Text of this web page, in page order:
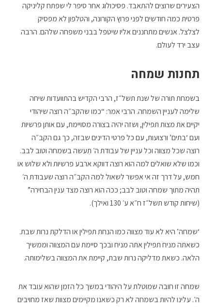
הצעירים שרוצים להתאבד. פסיכולוג אחר סיפר לי שפתח קליניקה
פרטית כמה חודשים לפני פרוץ הקורונה, והטלפון לא מפסיק
לצלצל. אנשים מתחננים אליו שיטפל בבני משפחה שלהם. הרבה
עצב ירד לעולם.
תחנות שמחה
בשמחת תורה של שנת תשל״ז, הרבי הקדיש בהתוועדות שיחה
שלימה לעניין השמחה. הרבי אמר: “כמו שהקב״ה רוצה שיהודי
יקיים את מצות תפילין, ושזה יהיה בצורה מסויימת, עם אותן פרשיות
ועם ‘בתים’ ורצועות, עם כל פרטי הדינים שבזה, כך גם הקב״ה
רוצה שכל מצווה וכל עניין של עבודת ה׳ תֵעשה בשמחה וטוב לבב.
וכמו שלא שואלים למה הוא רוצה דווקא ארבע פרשיות ולא שלוש או
חמש, על דרך זה אי אפשר לשאול למה הקב״ה רוצה שעבודת ה׳
תהיה מתוך שמחה וטוב לבב; ככה הוא רוצה מצד ענין הבחירה”
(שיחות קודש תשל״ז ח״א ע׳ 130 ואילך).
‘שמחה’ היא לא עוד מצווה כמו הנחת תפילין או הדלקת נרות שבת.
כשאתה מניח תפילין אתה מניח ובכך סיימת עם המצווה וממשיך
הלאה. כשאת מדליקה נרות שבת, קיימת את המצווה בשלימותה.
שמחה זו חובה שמוטלת על היהודי במשך כל הזמן שהוא עובד את
ה׳. עלינו להיות בשמחה לא רק כשאנו מקיימים מצוות שאז מחויבים